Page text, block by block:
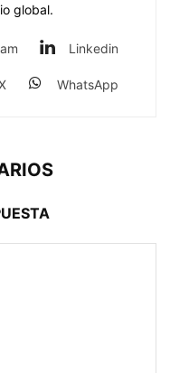
global.
Linkedin
WhatsApp